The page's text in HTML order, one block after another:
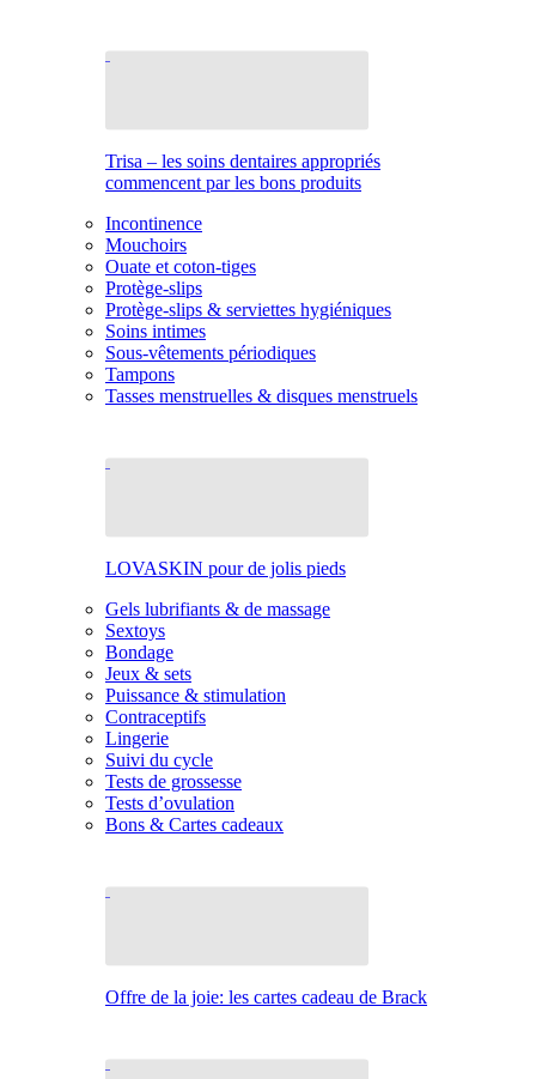
Trisa – les soins dentaires appropriés
commencent par les bons produits
Incontinence
Mouchoirs
Ouate et coton-tiges
Protège-slips
Protège-slips & serviettes hygiéniques
Soins intimes
Sous-vêtements périodiques
Tampons
Tasses menstruelles & disques menstruels
LOVASKIN pour de jolis pieds
Gels lubrifiants & de massage
Sextoys
Bondage
Jeux & sets
Puissance & stimulation
Contraceptifs
Lingerie
Suivi du cycle
Tests de grossesse
Tests d’ovulation
Bons & Cartes cadeaux
Offre de la joie: les cartes cadeau de Brack